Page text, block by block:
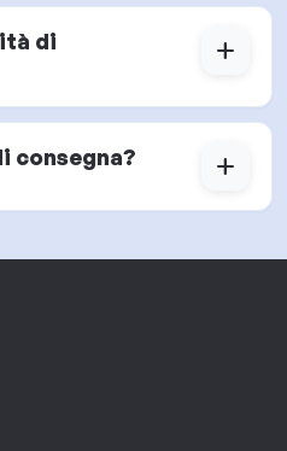
di
add
consegna? add